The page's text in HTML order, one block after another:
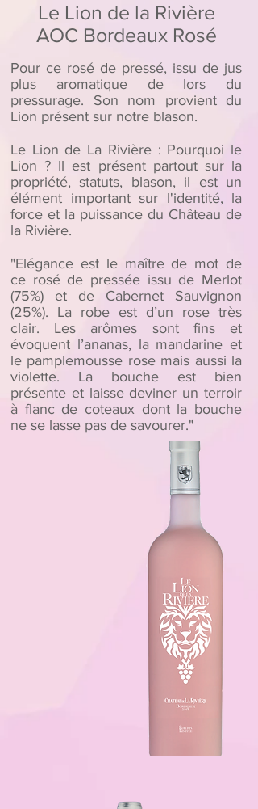
Le Lion de la Rivière
AOC Bordeaux Rosé
Pour ce rosé de pressé, issu de jus
plus aromatique de lors du
pressurage. Son nom provient du
Lion présent sur notre blason.
Le Lion de La Rivière : Pourquoi le
Lion ? Il est présent partout sur la
propriété, statuts, blason, il est un
élément important sur l'identité, la
force et la puissance du Château de
la Rivière.
"Elégance est le maître de mot de
ce rosé de pressée issu de Merlot
(75%) et de Cabernet Sauvignon
(25%). La robe est d’un rose très
clair. Les arômes sont fins et
évoquent l’ananas, la mandarine et
le pamplemousse rose mais aussi la
violette. La bouche est bien
présente et laisse deviner un terroir
à flanc de coteaux dont la bouche
ne se lasse pas de savourer."